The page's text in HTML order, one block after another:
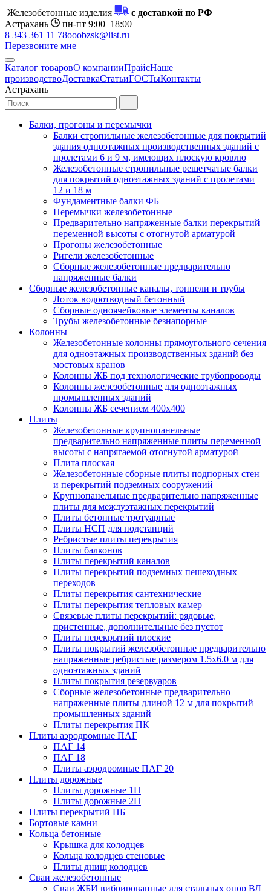
Железобетонные изделия
с доставкой по РФ
Астрахань
пн-пт 9:00–18:00
8 343 361 11 78ooobzsk@list.ru
Перезвоните мне
Каталог товаровО компанииПрайсНаше
производствоДоставкаСтатьиГОСТыКонтакты
Астрахань
Балки, прогоны и перемычки
Балки стропильные железобетонные для покрытий
здания одноэтажных производственных зданий с
пролетами 6 и 9 м, имеющих плоскую кровлю
Железобетонные стропильные решетчатые балки
для покрытий одноэтажных зданий с пролетами
12 и 18 м
Фундаментные балки ФБ
Перемычки железобетонные
Предварительно напряженные балки перекрытий
переменной высоты с отогнутой арматурой
Прогоны железобетонные
Ригели железобетонные
Сборные железобетонные предварительно
напряженные балки
Сборные железобетонные каналы, тоннели и трубы
Лоток водоотводный бетонный
Сборные одноячейковые элементы каналов
Трубы железобетонные безнапорные
Колонны
Железобетонные колонны прямоугольного сечения
для одноэтажных производственных зданий без
мостовых кранов
Колонны ЖБ под технологические трубопроводы
Колонны железобетонные для одноэтажных
промышленных зданий
Колонны ЖБ сечением 400х400
Плиты
Железобетонные крупнопанельные
предварительно напряженные плиты переменной
высоты с напрягаемой отогнутой арматурой
Плита плоская
Железобетонные сборные плиты подпорных стен
и перекрытий подземных сооружений
Крупнопанельные предварительно напряженные
плиты для междуэтажных перекрытий
Плиты бетонные тротуарные
Плиты НСП для подстанций
Ребристые плиты перекрытия
Плиты балконов
Плиты перекрытий каналов
Плиты перекрытий подземных пешеходных
переходов
Плиты перекрытия сантехнические
Плиты перекрытия тепловых камер
Связевые плиты перекрытий: рядовые,
пристенные, дополнительные без пустот
Плиты перекрытий плоские
Плиты покрытий железобетонные предварительно
напряженные ребристые размером 1.5х6.0 м для
одноэтажных зданий
Плиты покрытия резервуаров
Сборные железобетонные предварительно
напряженные плиты длиной 12 м для покрытий
промышленных зданий
Плиты перекрытия ПК
Плиты аэродромные ПАГ
ПАГ 14
ПАГ 18
Плиты аэродромные ПАГ 20
Плиты дорожные
Плиты дорожные 1П
Плиты дорожные 2П
Плиты перекрытий ПБ
Бортовые камни
Кольца бетонные
Крышка для колодцев
Кольца колодцев стеновые
Плиты днищ колодцев
Сваи железобетонные
Сваи ЖБИ вибрированные для стальных опор ВЛ